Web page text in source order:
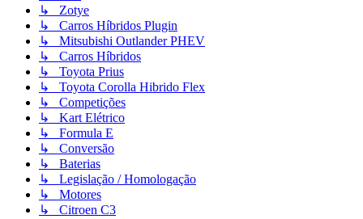
↳ Zotye
↳ Carros Híbridos Plugin
↳ Mitsubishi Outlander PHEV
↳ Carros Híbridos
↳ Toyota Prius
↳ Toyota Corolla Hibrido Flex
↳ Competições
↳ Kart Elétrico
↳ Formula E
↳ Conversão
↳ Baterias
↳ Legislação / Homologação
↳ Motores
↳ Citroen C3